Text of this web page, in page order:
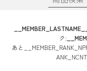
__MEMBER_LASTNAME__
ク:
あと